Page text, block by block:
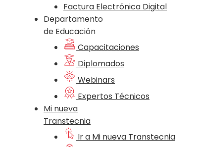
Factura Electrónica Digital
Departamento
de Educación
Capacitaciones
Diplomados
Webinars
Expertos Técnicos
Mi nueva
Transtecnia
Ir a Mi nueva Transtecnia